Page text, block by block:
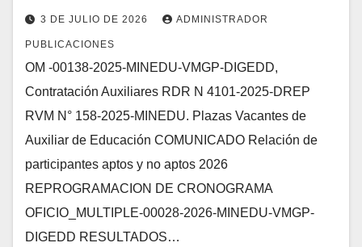
3 DE JULIO DE 2026 ADMINISTRADOR
PUBLICACIONES
OM -00138-2025-MINEDU-VMGP-DIGEDD,
Contratación Auxiliares RDR N 4101-2025-DREP
RVM N° 158-2025-MINEDU. Plazas Vacantes de
Auxiliar de Educación COMUNICADO Relación de
participantes aptos y no aptos 2026
REPROGRAMACION DE CRONOGRAMA
OFICIO_MULTIPLE-00028-2026-MINEDU-VMGP-
DIGEDD RESULTADOS…